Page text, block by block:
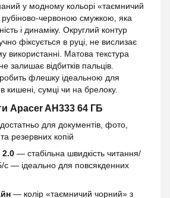
у модному кольорі «таємничий
червоною смужкою, яка
і динаміку. Округлий контур
фіксується в руці, не вислизає
використанні. Матова текстура
залишає відбитків пальців.
флешку ідеальною для
кишені, сумці чи на брелоку.
Apacer AH333 64 ГБ
для документів, фото,
резервних копій
2.0 — стабільна швидкість читання/
— ідеально для повсякденних
— колір «таємничий чорний» з